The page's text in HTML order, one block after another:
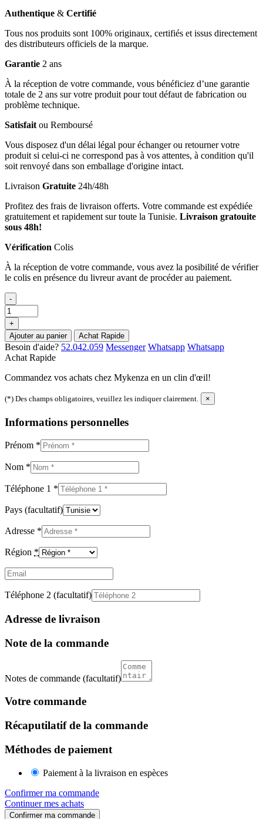
Authentique & Certifié
Tous nos produits sont 100% originaux, certifiés et issus directement
des distributeurs officiels de la marque.
Garantie 2 ans
À la réception de votre commande, vous bénéficiez d’une garantie
totale de 2 ans sur votre produit pour tout défaut de fabrication ou
problème technique.
Satisfait ou Remboursé
Vous disposez d'un délai légal pour échanger ou retourner votre
produit si celui-ci ne correspond pas à vos attentes, à condition qu'il
soit renvoyé dans son emballage d'origine intact.
Livraison Gratuite 24h/48h
Profitez des frais de livraison offerts. Votre commande est expédiée
gratuitement et rapidement sur toute la Tunisie. Livraison gratouite
sous 48h!
Vérification Colis
À la réception de votre commande, vous avez la posibilité de vérifier
le colis en présence du livreur avant de procéder au paiement.
-
+
Ajouter au panier
Achat Rapide
Besoin d'aide? 52.042.059 Messenger Whatsapp Whatsapp
Achat Rapide
Commandez vos achats chez Mykenza en un clin d'œil!
(*) Des champs obligatoires, veuillez les indiquer clairement. ×
Informations personnelles
Prénom *
Nom *
Téléphone 1 *
Pays (facultatif)
Adresse *
Région *
Email
Téléphone 2 (facultatif)
Adresse de livraison
Note de la commande
Notes de commande (facultatif)
Votre commande
Récaputilatif de la commande
Méthodes de paiement
Paiement à la livraison en espèces
Confirmer ma commande
Continuer mes achats
Confirmer ma commande